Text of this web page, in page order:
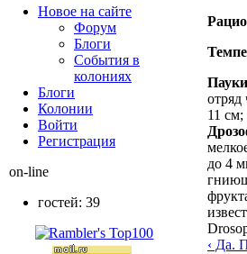
Пауки
отряд
11 см;
до 4
‹ Да.
Новое на сайте
Форум
Блоги
События в
колониях
Блоги
Колонии
Войти
Peгиcтpaция
on-line
гостей: 39